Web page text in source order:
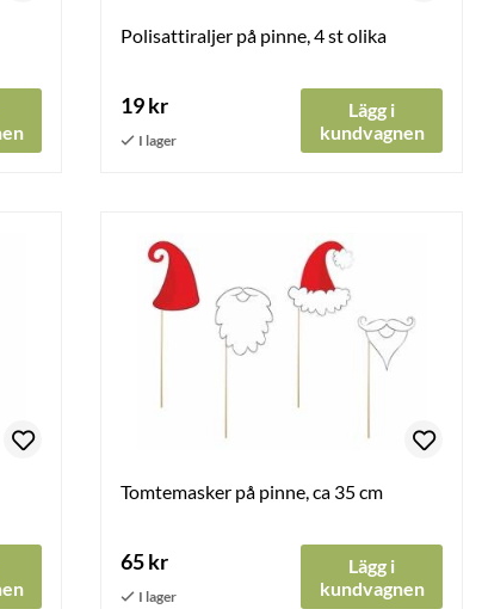
Polisattiraljer på pinne, 4 st olika
19 kr
Lägg i
kundvagnen
Tomtemasker på pinne, ca 35 cm
65 kr
Lägg i
kundvagnen